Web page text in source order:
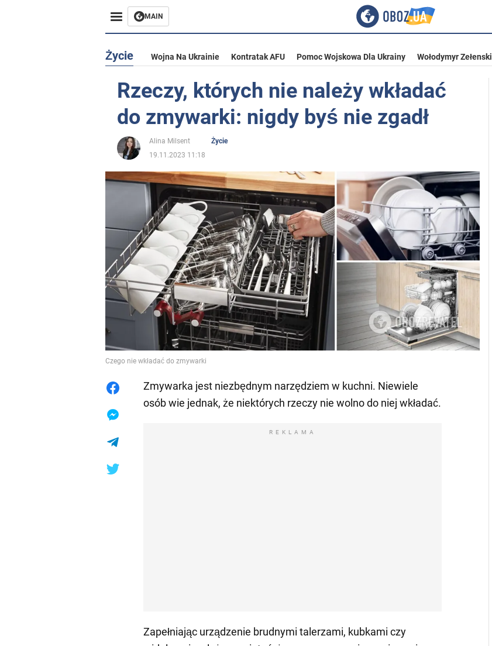
MAIN
Życie Wojna Na Ukrainie Kontratak AFU Pomoc Wojskowa Dla Ukrainy Wołodymyr Zełenski
Rzeczy, których nie należy wkładać
do zmywarki: nigdy byś nie zgadł
Alina Milsent
Życie
19.11.2023 11:18
Czego nie wkładać do zmywarki
Zmywarka jest niezbędnym narzędziem w kuchni. Niewiele
osób wie jednak, że niektórych rzeczy nie wolno do niej wkładać.
REKLAMA
Zapełniając urządzenie brudnymi talerzami, kubkami czy